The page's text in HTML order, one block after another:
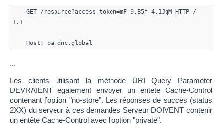
GET /resource?access_token=mF_9.B5f-4.1JqM HTTP /
1.1
Host: oa.dnc.global
...
Les clients utilisant la méthode URI Query Parameter
DEVRAIENT également envoyer un entête Cache-Control
contenant l’option "no-store". Les réponses de succès (status
2XX) du serveur à ces demandes Serveur DOIVENT contenir
un entête Cache-Control avec l’option "private".